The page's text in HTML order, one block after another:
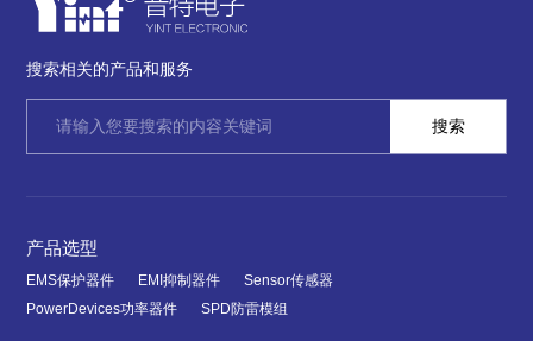
搜索相关的产品和服务
产品选型
EMS保护器件 EMI抑制器件
Sensor传感器
PowerDevices功率器件
SPD防雷模组